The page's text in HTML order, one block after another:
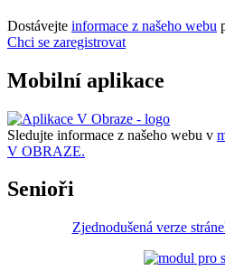
Dostávejte informace z našeho webu
Chci se zaregistrovat
Mobilní aplikace
Sledujte informace z našeho webu v
V OBRAZE.
Senioři
Zjednodušená verze